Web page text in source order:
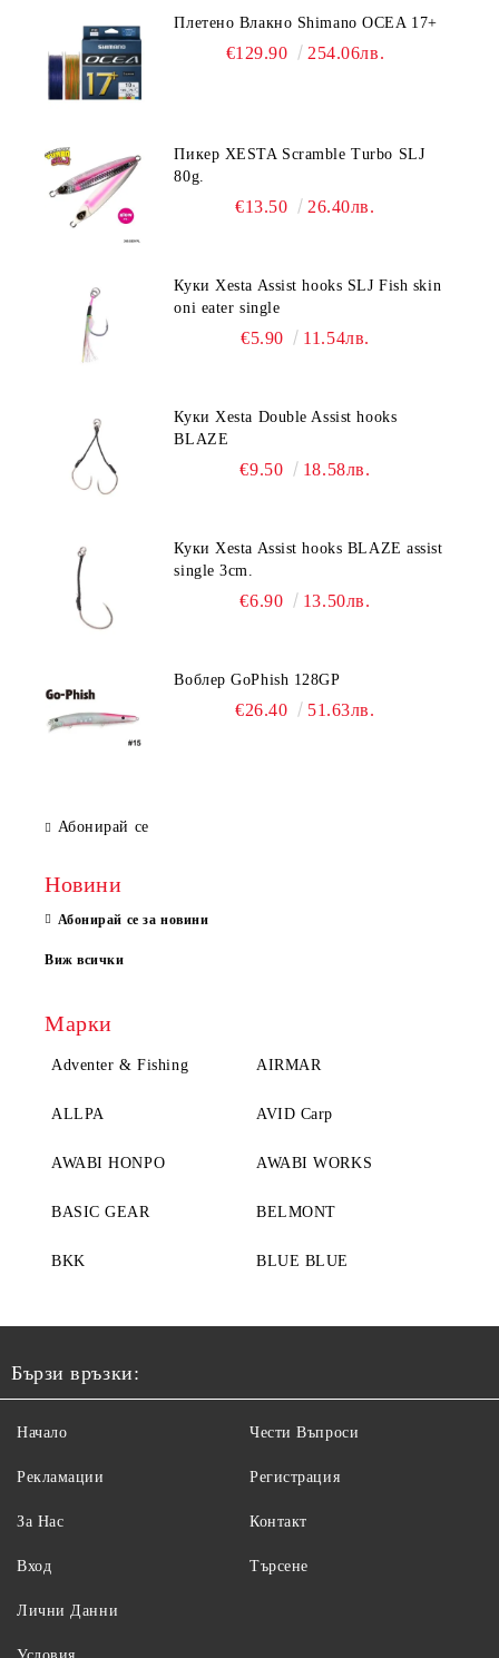
Плетено Влакно Shimano OCEA 17+
€129.90 254.06лв.
Пикер XESTA Scramble Turbo SLJ
80g.
€13.50 26.40лв.
Куки Xesta Assist hooks SLJ Fish skin
oni eater single
€5.90 11.54лв.
Куки Xesta Double Assist hooks
BLAZE
€9.50 18.58лв.
Куки Xesta Assist hooks BLAZE assist
single 3cm.
€6.90 13.50лв.
Воблер GoPhish 128GP
€26.40 51.63лв.
Абонирай се
Новини
Абонирай се за новини
Виж всички
Марки
Adventer & Fishing AIRMAR
ALLPA AVID Carp
AWABI HONPO AWABI WORKS
BASIC GEAR BELMONT
BKK BLUE BLUE
Бързи връзки:
Начало
Рекламации
За Нас
Вход
Чести Въпроси
Регистрация
Контакт
Търсене
Лични Данни